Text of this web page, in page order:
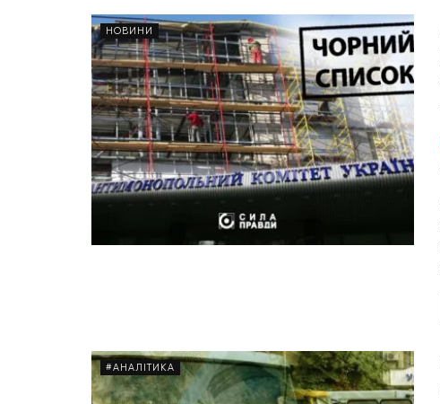
НОВИНИ
#АНАЛІТИКА